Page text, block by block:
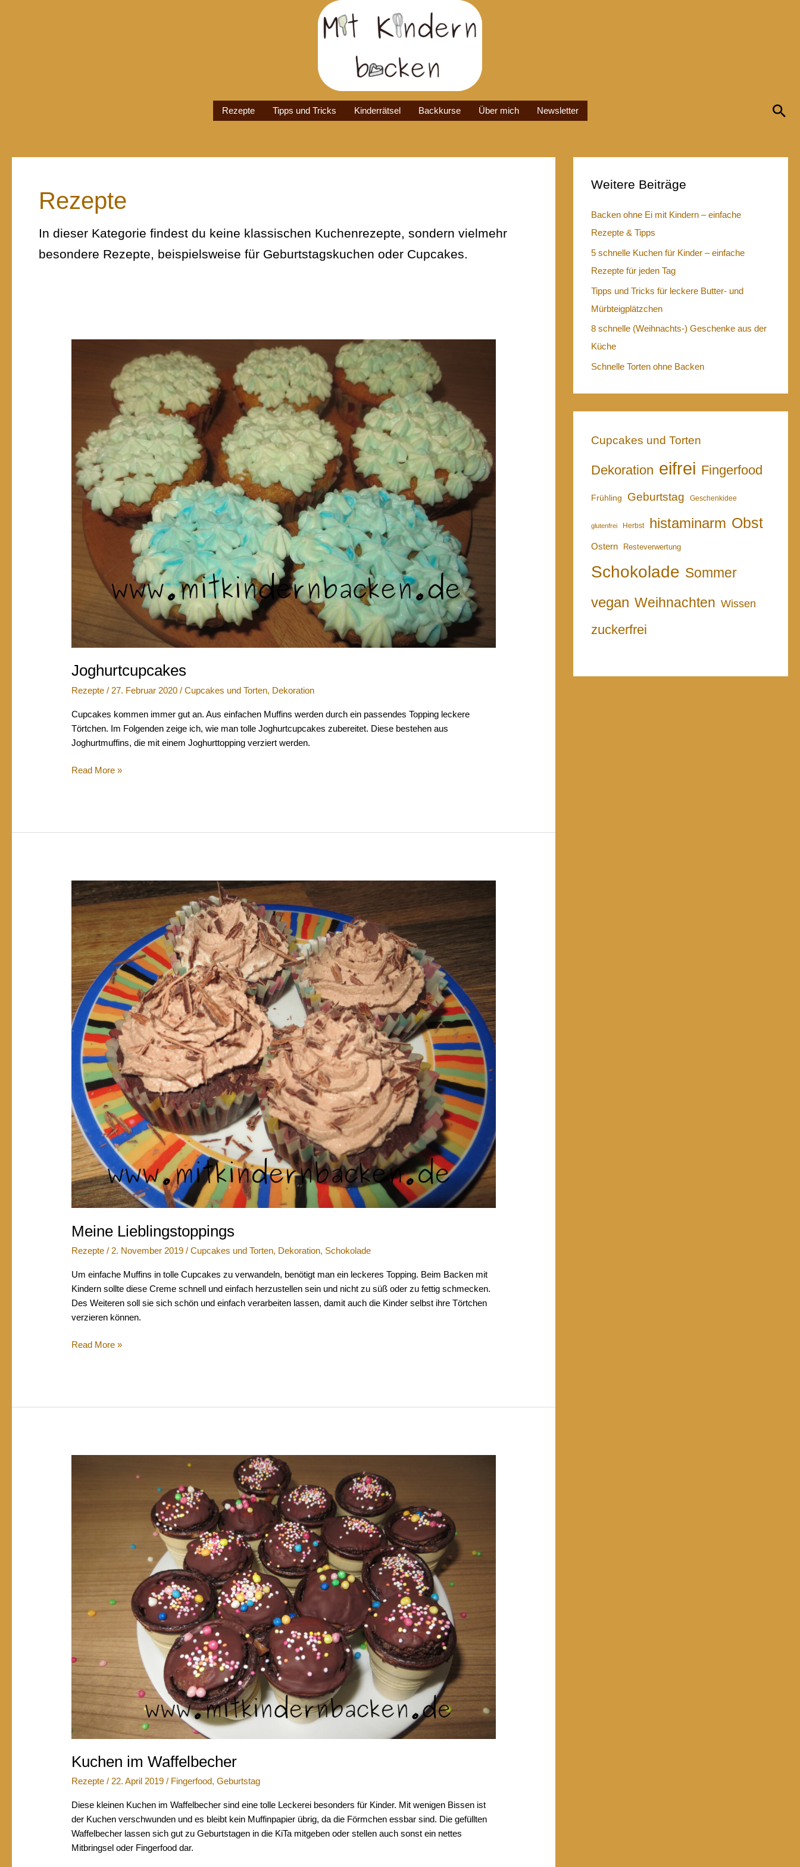
Rezepte Tipps und Tricks Kinderrätsel Backkurse Über mich Newsletter
Rezepte
In dieser Kategorie findest du keine klassischen Kuchenrezepte, sondern vielmehr
besondere Rezepte, beispielsweise für Geburtstagskuchen oder Cupcakes.
Joghurtcupcakes
Rezepte / 27. Februar 2020/Cupcakes und Torten, Dekoration
Cupcakes kommen immer gut an. Aus einfachen Muffins werden durch ein passendes Topping leckere
Törtchen. Im Folgenden zeige ich, wie man tolle Joghurtcupcakes zubereitet. Diese bestehen aus
Joghurtmuffins, die mit einem Joghurttopping verziert werden.
Joghurtcupcakes
Read More »
Meine Lieblingstoppings
Rezepte / 2. November 2019/Cupcakes und Torten, Dekoration, Schokolade
Um einfache Muffins in tolle Cupcakes zu verwandeln, benötigt man ein leckeres Topping. Beim Backen mit
Kindern sollte diese Creme schnell und einfach herzustellen sein und nicht zu süß oder zu fettig schmecken.
Des Weiteren soll sie sich schön und einfach verarbeiten lassen, damit auch die Kinder selbst ihre Törtchen
verzieren können.
Meine
Read More »
Kuchen im Waffelbecher
Rezepte / 22. April 2019/ Fingerfood,Geburtstag
Diese kleinen Kuchen im Waffelbecher sind eine tolle Leckerei besonders für Kinder. Mit wenigen Bissen ist
der Kuchen verschwunden und es bleibt kein Muffinpapier übrig, da die Förmchen essbar sind. Die gefüllten
Waffelbecher lassen sich gut zu Geburtstagen in die KiTa mitgeben oder stellen auch sonst ein nettes
Mitbringsel oder Fingerfood dar.
Weitere Beiträge
Backen ohne Ei mit Kindern – einfache
Rezepte & Tipps
5 schnelle Kuchen für Kinder – einfache
Rezepte für jeden Tag
Tipps und Tricks für leckere Butter- und
Mürbteigplätzchen
8 schnelle (Weihnachts-) Geschenke aus der
Küche
Schnelle Torten ohne Backen
Cupcakes und Torten
Dekoration eifrei Fingerfood
Frühling Geburtstag Geschenkidee
glutenfrei Herbst histaminarm Obst
Ostern Resteverwertung
Schokolade Sommer
vegan Weihnachten Wissen
zuckerfrei